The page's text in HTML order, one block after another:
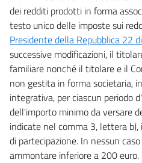
66
67
68
69
70
71
72
73
dei redditi prodotti in forma
testo unico delle imposte sui
Presidente della Repubblica 22
successive modificazioni, il
familiare nonché il titolare e il
non gestita in forma societaria,
integrativa, per ciascun periodo
dell'importo minimo da versare
indicate nel comma 3, lettera
di partecipazione. In nessun
ammontare inferiore a 200 euro.